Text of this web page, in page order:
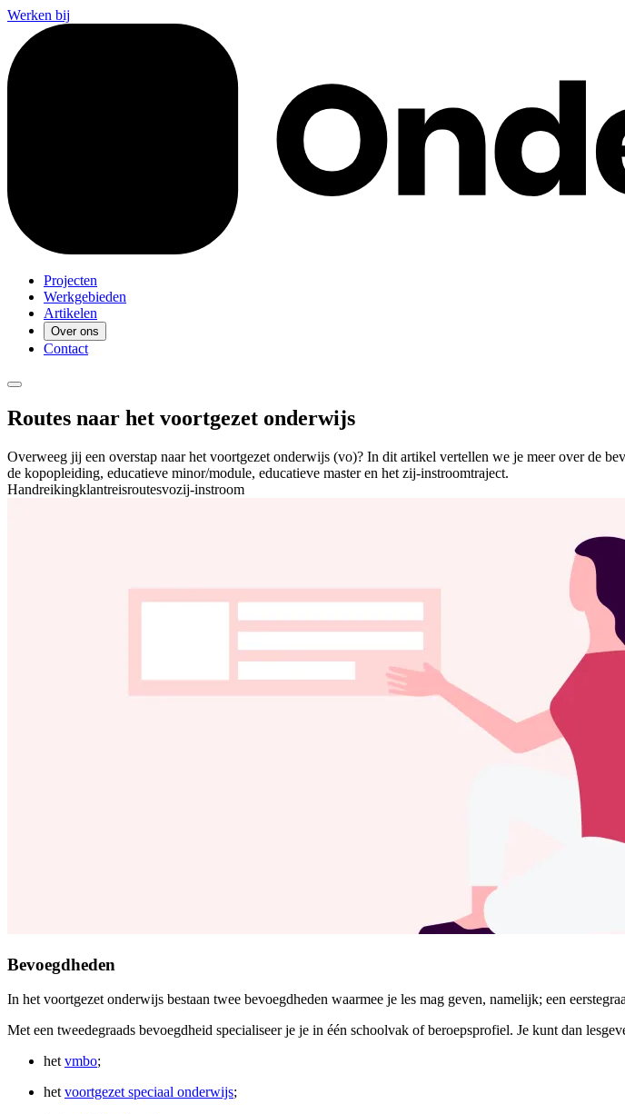
Werken bij
Projecten
Werkgebieden
Artikelen
Over ons
Contact
Routes naar het voortgezet onderwijs
Overweeg jij een overstap naar het voortgezet onderwijs (vo)? In dit artikel vertellen we je meer over de
de kopopleiding, educatieve minor/module, educatieve master en het zij-instroomtraject.
Handreikingklantreisroutesvozij-instroom
Bevoegdheden
In het voortgezet onderwijs bestaan twee bevoegdheden waarmee je les mag geven, namelijk; een
Met een tweedegraads bevoegdheid specialiseer je je in één schoolvak of beroepsprofiel. Je kunt dan
het vmbo;
het voortgezet speciaal onderwijs;